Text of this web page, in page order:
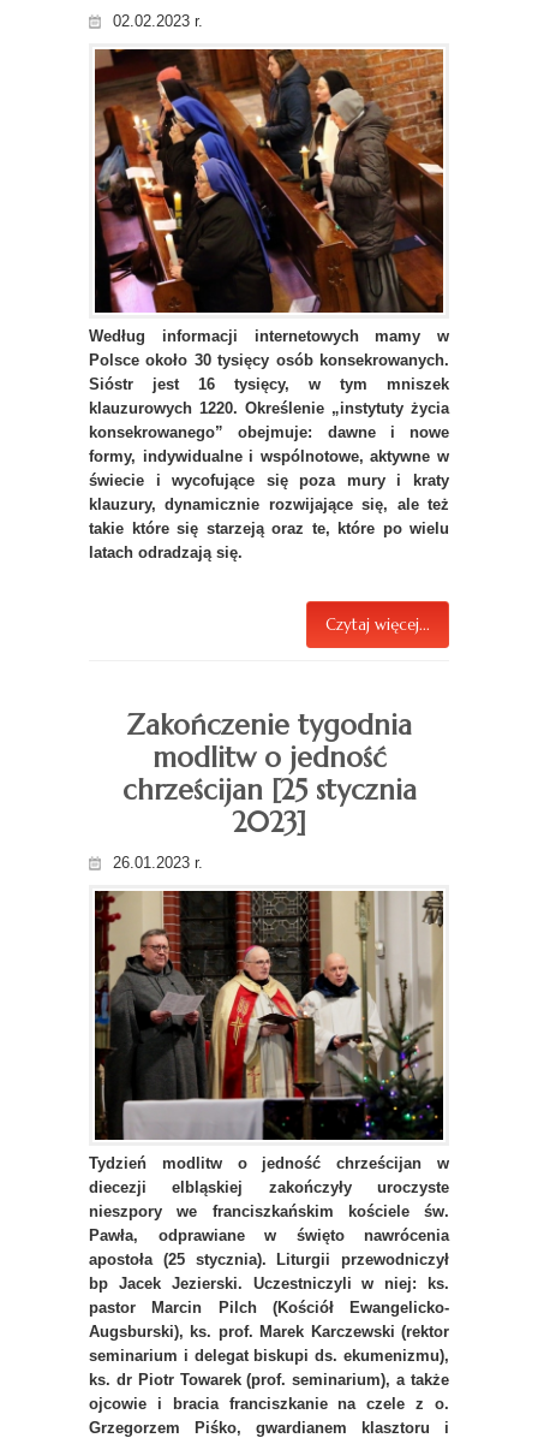
02.02.2023 r.
Według informacji internetowych mamy w
Polsce około 30 tysięcy osób konsekrowanych.
Sióstr jest 16 tysięcy, w tym mniszek
klauzurowych 1220. Określenie „instytuty życia
konsekrowanego” obejmuje: dawne i nowe
formy, indywidualne i wspólnotowe, aktywne w
świecie i wycofujące się poza mury i kraty
klauzury, dynamicznie rozwijające się, ale też
takie które się starzeją oraz te, które po wielu
latach odradzają się.
Czytaj więcej...
Zakończenie tygodnia
modlitw o jedność
chrześcijan [25 stycznia
2023]
26.01.2023 r.
Tydzień modlitw o jedność chrześcijan w
diecezji elbląskiej zakończyły uroczyste
nieszpory we franciszkańskim kościele św.
Pawła, odprawiane w święto nawrócenia
apostoła (25 stycznia). Liturgii przewodniczył
bp Jacek Jezierski. Uczestniczyli w niej: ks.
pastor Marcin Pilch (Kościół Ewangelicko-
Augsburski), ks. prof. Marek Karczewski (rektor
seminarium i delegat biskupi ds. ekumenizmu),
ks. dr Piotr Towarek (prof. seminarium), a także
ojcowie i bracia franciszkanie na czele z o.
Grzegorzem Piśko, gwardianem klasztoru i